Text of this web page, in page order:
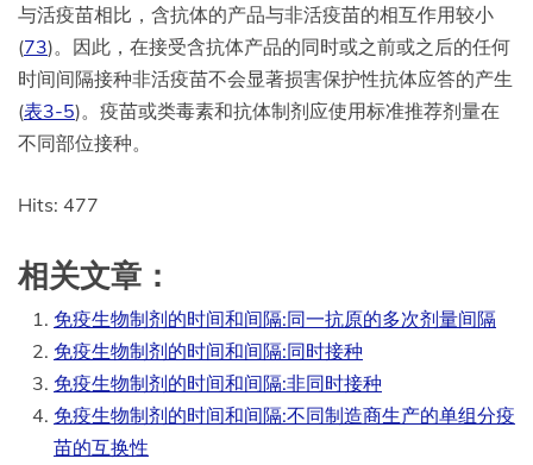
与活疫苗相比，含抗体的产品与非活疫苗的相互作用较小
(73)。因此，在接受含抗体产品的同时或之前或之后的任何
时间间隔接种非活疫苗不会显著损害保护性抗体应答的产生
(表3-5)。疫苗或类毒素和抗体制剂应使用标准推荐剂量在
不同部位接种。
Hits: 477
相关文章：
免疫生物制剂的时间和间隔:同一抗原的多次剂量间隔
免疫生物制剂的时间和间隔:同时接种
免疫生物制剂的时间和间隔:非同时接种
免疫生物制剂的时间和间隔:不同制造商生产的单组分疫
苗的互换性